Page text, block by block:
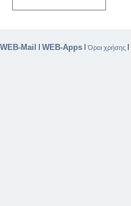
WEB-Mail WEB-Apps |Όροι χρήσης